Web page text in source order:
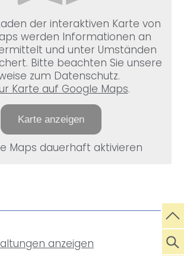
der interaktiven Karte von
werden Informationen an
und unter Umständen
Bitte beachten Sie unsere
zum Datenschutz.
Karte auf Google Maps.
Karte anzeigen
Maps dauerhaft aktivieren
anzeigen